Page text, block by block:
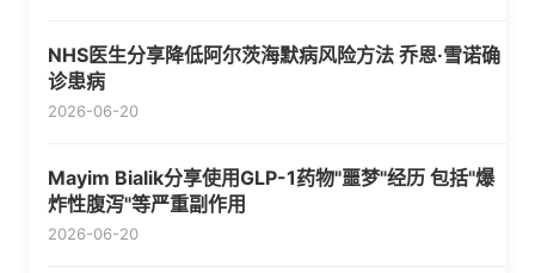
NHS医生分享降低阿尔茨海默病风险方法 乔恩·雪诺确
诊患病
2026-06-20
Mayim Bialik分享使用GLP-1药物"噩梦"经历 包括"爆
炸性腹泻"等严重副作用
2026-06-20